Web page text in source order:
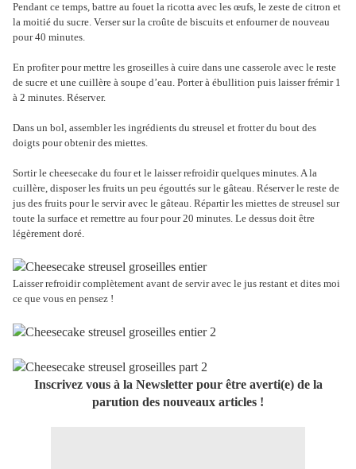
Pendant ce temps, battre au fouet la ricotta avec les œufs, le zeste de citron et
la moitié du sucre. Verser sur la croûte de biscuits et enfourner de nouveau
pour 40 minutes.
En profiter pour mettre les groseilles à cuire dans une casserole avec le reste
de sucre et une cuillère à soupe d’eau. Porter à ébullition puis laisser frémir 1
à 2 minutes. Réserver.
Dans un bol, assembler les ingrédients du streusel et frotter du bout des
doigts pour obtenir des miettes.
Sortir le cheesecake du four et le laisser refroidir quelques minutes. A la
cuillère, disposer les fruits un peu égouttés sur le gâteau. Réserver le reste de
jus des fruits pour le servir avec le gâteau. Répartir les miettes de streusel sur
toute la surface et remettre au four pour 20 minutes. Le dessus doit être
légèrement doré.
Laisser refroidir complètement avant de servir avec le jus restant et dites moi
ce que vous en pensez !
Inscrivez vous à la Newsletter pour être averti(e) de la
parution des nouveaux articles !